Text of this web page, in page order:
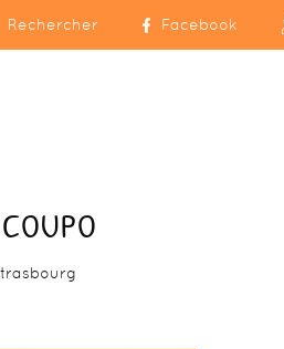
Rechercher Facebook